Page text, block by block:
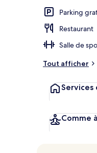
Parking
Restaurant
Salle de
Tout afficher
Services
Comme